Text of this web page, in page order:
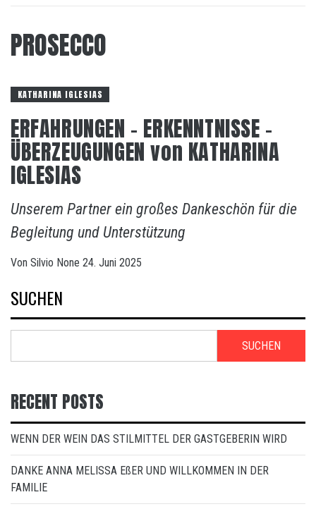
PROSECCO
KATHARINA IGLESIAS
ERFAHRUNGEN – ERKENNTNISSE –
ÜBERZEUGUNGEN von KATHARINA
IGLESIAS
Unserem Partner ein großes Dankeschön für die
Begleitung und Unterstützung
Von Silvio None 24. Juni 2025
SUCHEN
SUCHEN
RECENT POSTS
WENN DER WEIN DAS STILMITTEL DER GASTGEBERIN WIRD
DANKE ANNA MELISSA EßER UND WILLKOMMEN IN DER
FAMILIE